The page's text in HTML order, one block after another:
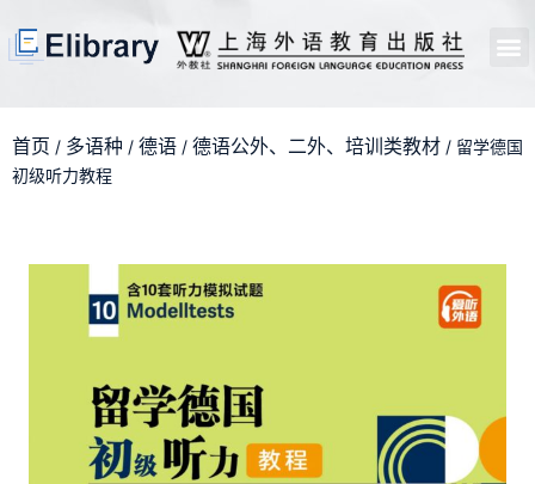
首页 / 多语种 / 德语 / 德语公外、二外、培训类教材 / 留学德国
初级听力教程